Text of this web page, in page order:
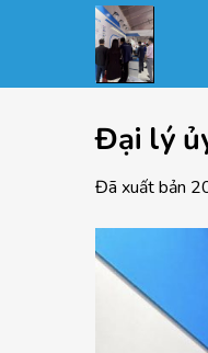
dung
Đại lý
Đã xuất bản